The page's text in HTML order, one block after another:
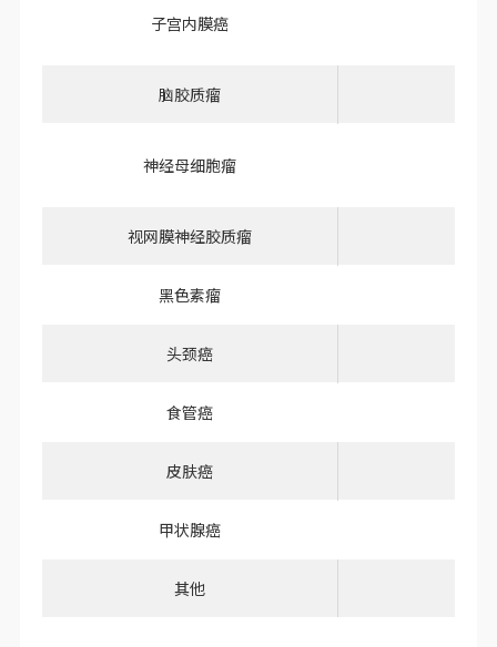
子宫内膜癌
脑胶质瘤
神经母细胞瘤
视网膜神经胶质瘤
黑色素瘤
头颈癌
食管癌
皮肤癌
甲状腺癌
其他